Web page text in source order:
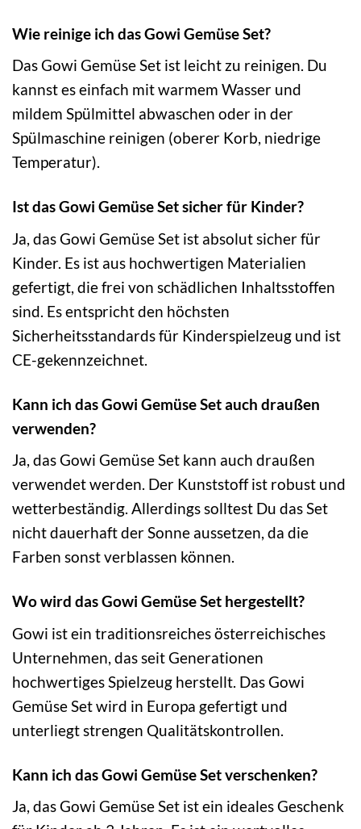
Wie reinige ich das Gowi Gemüse Set?
Das Gowi Gemüse Set ist leicht zu reinigen. Du
kannst es einfach mit warmem Wasser und
mildem Spülmittel abwaschen oder in der
Spülmaschine reinigen (oberer Korb, niedrige
Temperatur).
Ist das Gowi Gemüse Set sicher für Kinder?
Ja, das Gowi Gemüse Set ist absolut sicher für
Kinder. Es ist aus hochwertigen Materialien
gefertigt, die frei von schädlichen Inhaltsstoffen
sind. Es entspricht den höchsten
Sicherheitsstandards für Kinderspielzeug und ist
CE-gekennzeichnet.
Kann ich das Gowi Gemüse Set auch draußen
verwenden?
Ja, das Gowi Gemüse Set kann auch draußen
verwendet werden. Der Kunststoff ist robust und
wetterbeständig. Allerdings solltest Du das Set
nicht dauerhaft der Sonne aussetzen, da die
Farben sonst verblassen können.
Wo wird das Gowi Gemüse Set hergestellt?
Gowi ist ein traditionsreiches österreichisches
Unternehmen, das seit Generationen
hochwertiges Spielzeug herstellt. Das Gowi
Gemüse Set wird in Europa gefertigt und
unterliegt strengen Qualitätskontrollen.
Kann ich das Gowi Gemüse Set verschenken?
Ja, das Gowi Gemüse Set ist ein ideales Geschenk